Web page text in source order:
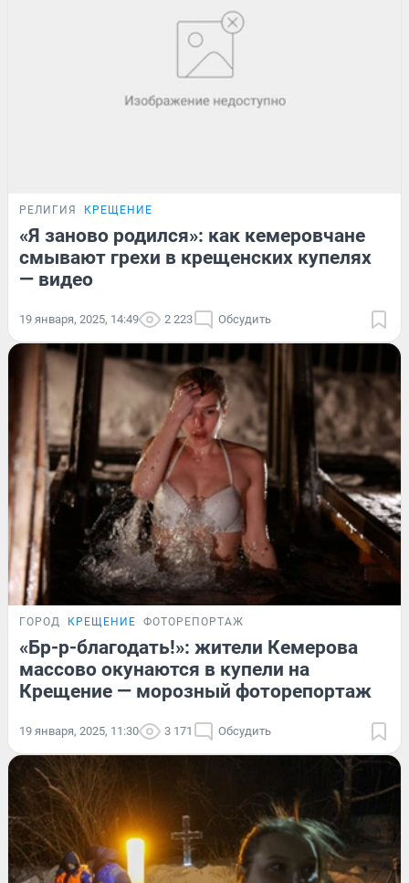
РЕЛИГИЯ КРЕЩЕНИЕ
«Я заново родился»: как кемеровчане
смывают грехи в крещенских купелях
— видео
19 января, 2025, 14:49 2 223 Обсудить
ГОРОД КРЕЩЕНИЕ ФОТОРЕПОРТАЖ
«Бр-р-благодать!»: жители Кемерова
массово окунаются в купели на
Крещение — морозный фоторепортаж
19 января, 2025, 11:30 3 171 Обсудить